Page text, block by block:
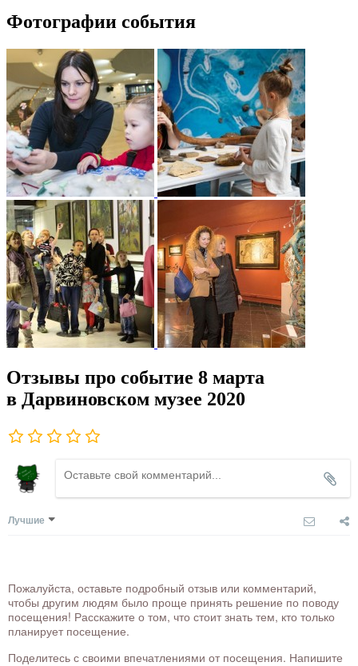
Фотографии события
Отзывы про событие 8 марта
в Дарвиновском музее 2020
Лучшие
Пожалуйста, оставьте подробный отзыв или комментарий,
чтобы другим людям было проще принять решение по поводу
посещения! Расскажите о том, что стоит знать тем, кто только
планирует посещение.
Поделитесь с своими впечатлениями от посещения. Напишите